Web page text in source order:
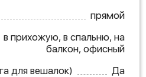
прямой
в прихожую, в спальню, на
балкон, офисный
для вешалок)
Да